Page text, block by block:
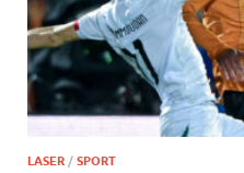
LASER / SPORT